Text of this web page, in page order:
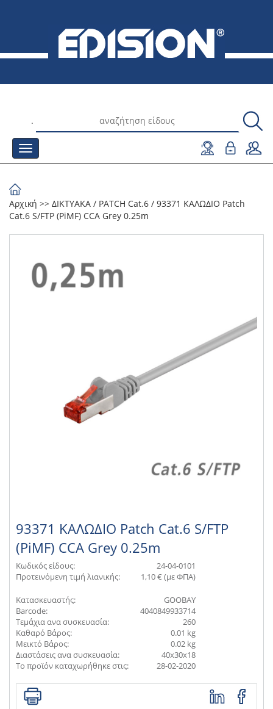
.
Αρχική >> ΔΙΚΤΥΑΚΑ / PATCH Cat.6 / 93371 ΚΑΛΩΔΙΟ Patch
Cat.6 S/FTP (PiMF) CCA Grey 0.25m
93371 ΚΑΛΩΔΙΟ Patch Cat.6 S/FTP
(PiMF) CCA Grey 0.25m
Κωδικός είδους:
24-04-0101
Προτεινόμενη τιμή λιανικής:
1,10 € (με ΦΠΑ)
Κατασκευαστής:
GOOBAY
Barcode:
4040849933714
Τεμάχια ανα συσκευασία:
260
Καθαρό Βάρος:
0.01 kg
Μεικτό Βάρος:
0.02 kg
Διαστάσεις ανα συσκευασία:
40x30x18
Το προϊόν καταχωρήθηκε στις:
28-02-2020